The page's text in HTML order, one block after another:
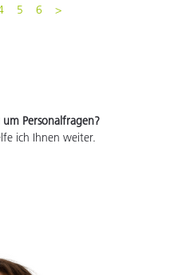
5 6 >
Personalfragen?
ich Ihnen weiter.